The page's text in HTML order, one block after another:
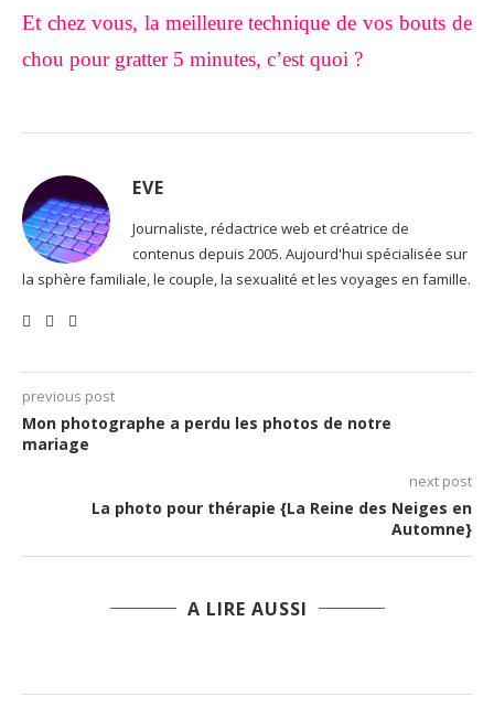
Et chez vous, la meilleure technique de vos bouts de
chou pour gratter 5 minutes, c’est quoi ?
EVE
Journaliste, rédactrice web et créatrice de
contenus depuis 2005. Aujourd'hui spécialisée sur
la sphère familiale, le couple, la sexualité et les voyages en famille.
previous post
Mon photographe a perdu les photos de notre
mariage
next post
La photo pour thérapie {La Reine des Neiges en
Automne}
A LIRE AUSSI